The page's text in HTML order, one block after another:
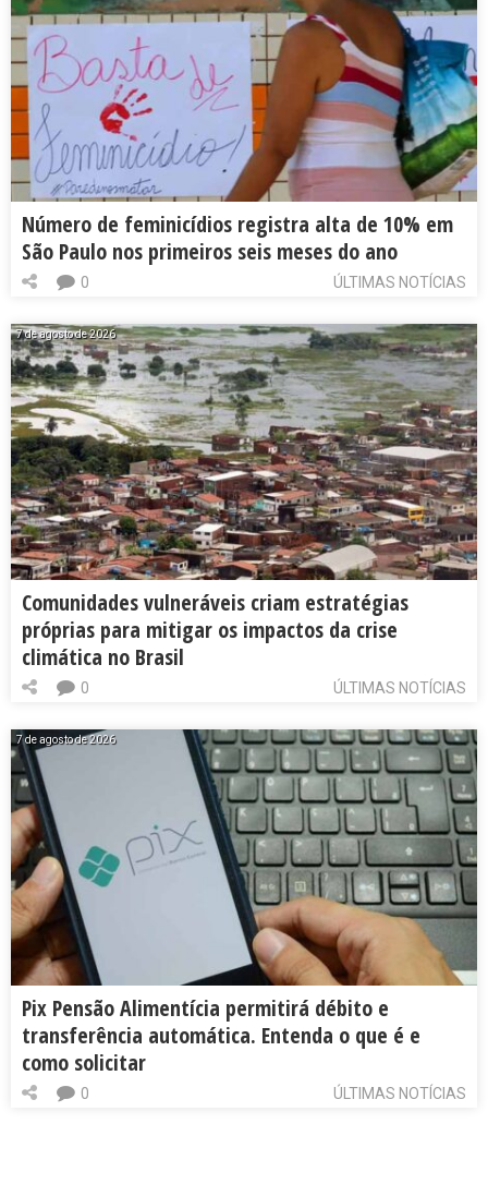
Número de feminicídios registra alta de 10% em
São Paulo nos primeiros seis meses do ano
ÚLTIMAS NOTÍCIAS
0
7 de agosto de 2026
Comunidades vulneráveis criam estratégias
próprias para mitigar os impactos da crise
climática no Brasil
ÚLTIMAS NOTÍCIAS
0
7 de agosto de 2026
Pix Pensão Alimentícia permitirá débito e
transferência automática. Entenda o que é e
como solicitar
ÚLTIMAS NOTÍCIAS
0